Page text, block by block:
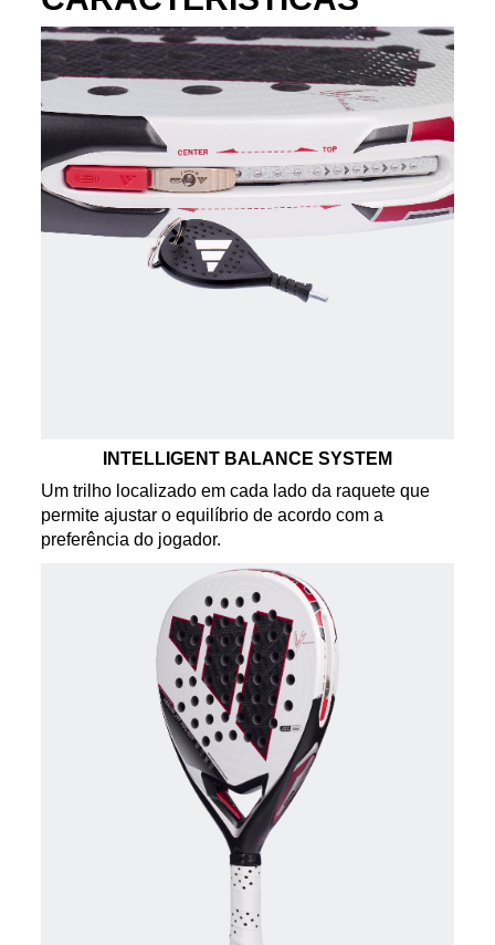
INTELLIGENT BALANCE SYSTEM
Um trilho localizado em cada lado da raquete que
permite ajustar o equilíbrio de acordo com a
preferência do jogador.